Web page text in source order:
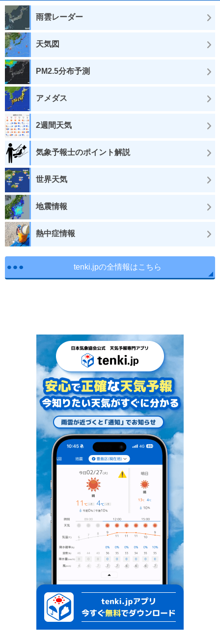
雨雲レーダー
天気図
PM2.5分布予測
アメダス
2週間天気
気象予報士のポイント解説
世界天気
地震情報
熱中症情報
tenki.jpの全情報はこちら